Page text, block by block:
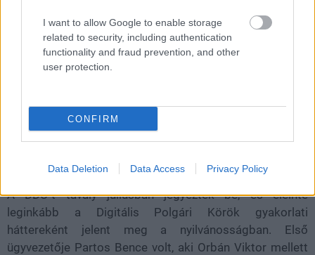
I want to allow Google to enable storage
related to security, including authentication
functionality and fraud prevention, and other
user protection.
CONFIRM
Data Deletion Data Access Privacy Policy
a cégnél, amelyet több forrás is a Fidesz online
kampányának egyik fontos háttérszervezeteként írt le.
444 értesülése szerintcsütörtök délután
állománygyűlést hívtak össze a cégnél, ahol körülbelül
egyenként hívták be. A lap forrása szerint a stábból csak
a legszűkebb mag, nagyjából a dolgozók tizede
nem tudni, hová.
A DDÜ-t tavaly júliusban jegyezték be, és eleinte
leginkább a Digitális Polgári Körök gyakorlati
háttereként jelent meg a nyilvánosságban. Első
ügyvezetője Partos Bence volt, aki Orbán Viktor mellett